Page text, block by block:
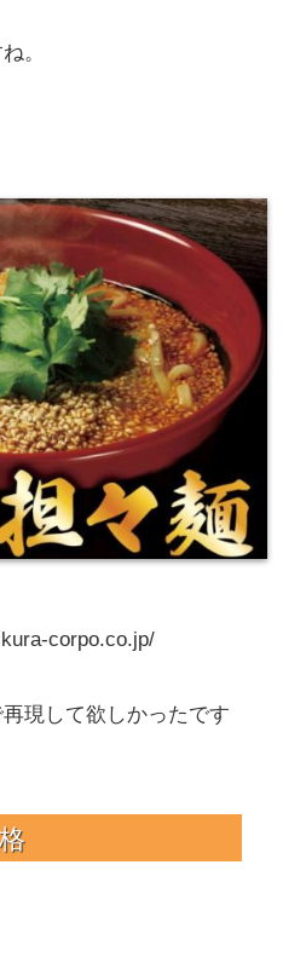
。
corpo.co.jp/
現して欲しかったです